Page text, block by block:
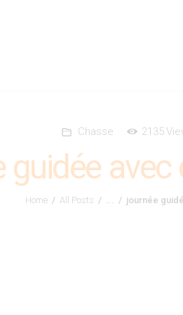
Chasse 2135
guidée
Home All Posts ... journée